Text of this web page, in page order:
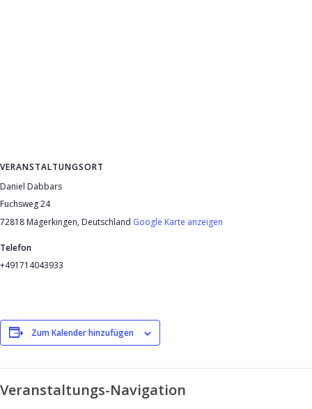
VERANSTALTUNGSORT
Daniel Dabbars
Fuchsweg 24
72818 Mägerkingen, Deutschland Google Karte anzeigen
Telefon
+491714043933
Zum Kalender hinzufügen
Veranstaltungs-Navigation